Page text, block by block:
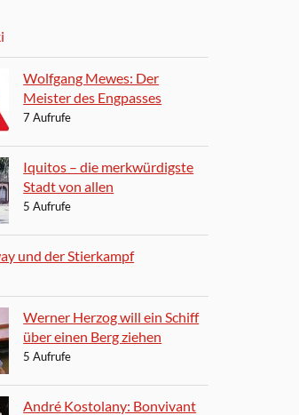
Wolfgang Mewes: Der
Meister des Engpasses
7 Aufrufe
Iquitos – die merkwürdigste
Stadt von allen
5 Aufrufe
und der Stierkampf
Werner Herzog will ein Schiff
über einen Berg ziehen
5 Aufrufe
André Kostolany: Bonvivant